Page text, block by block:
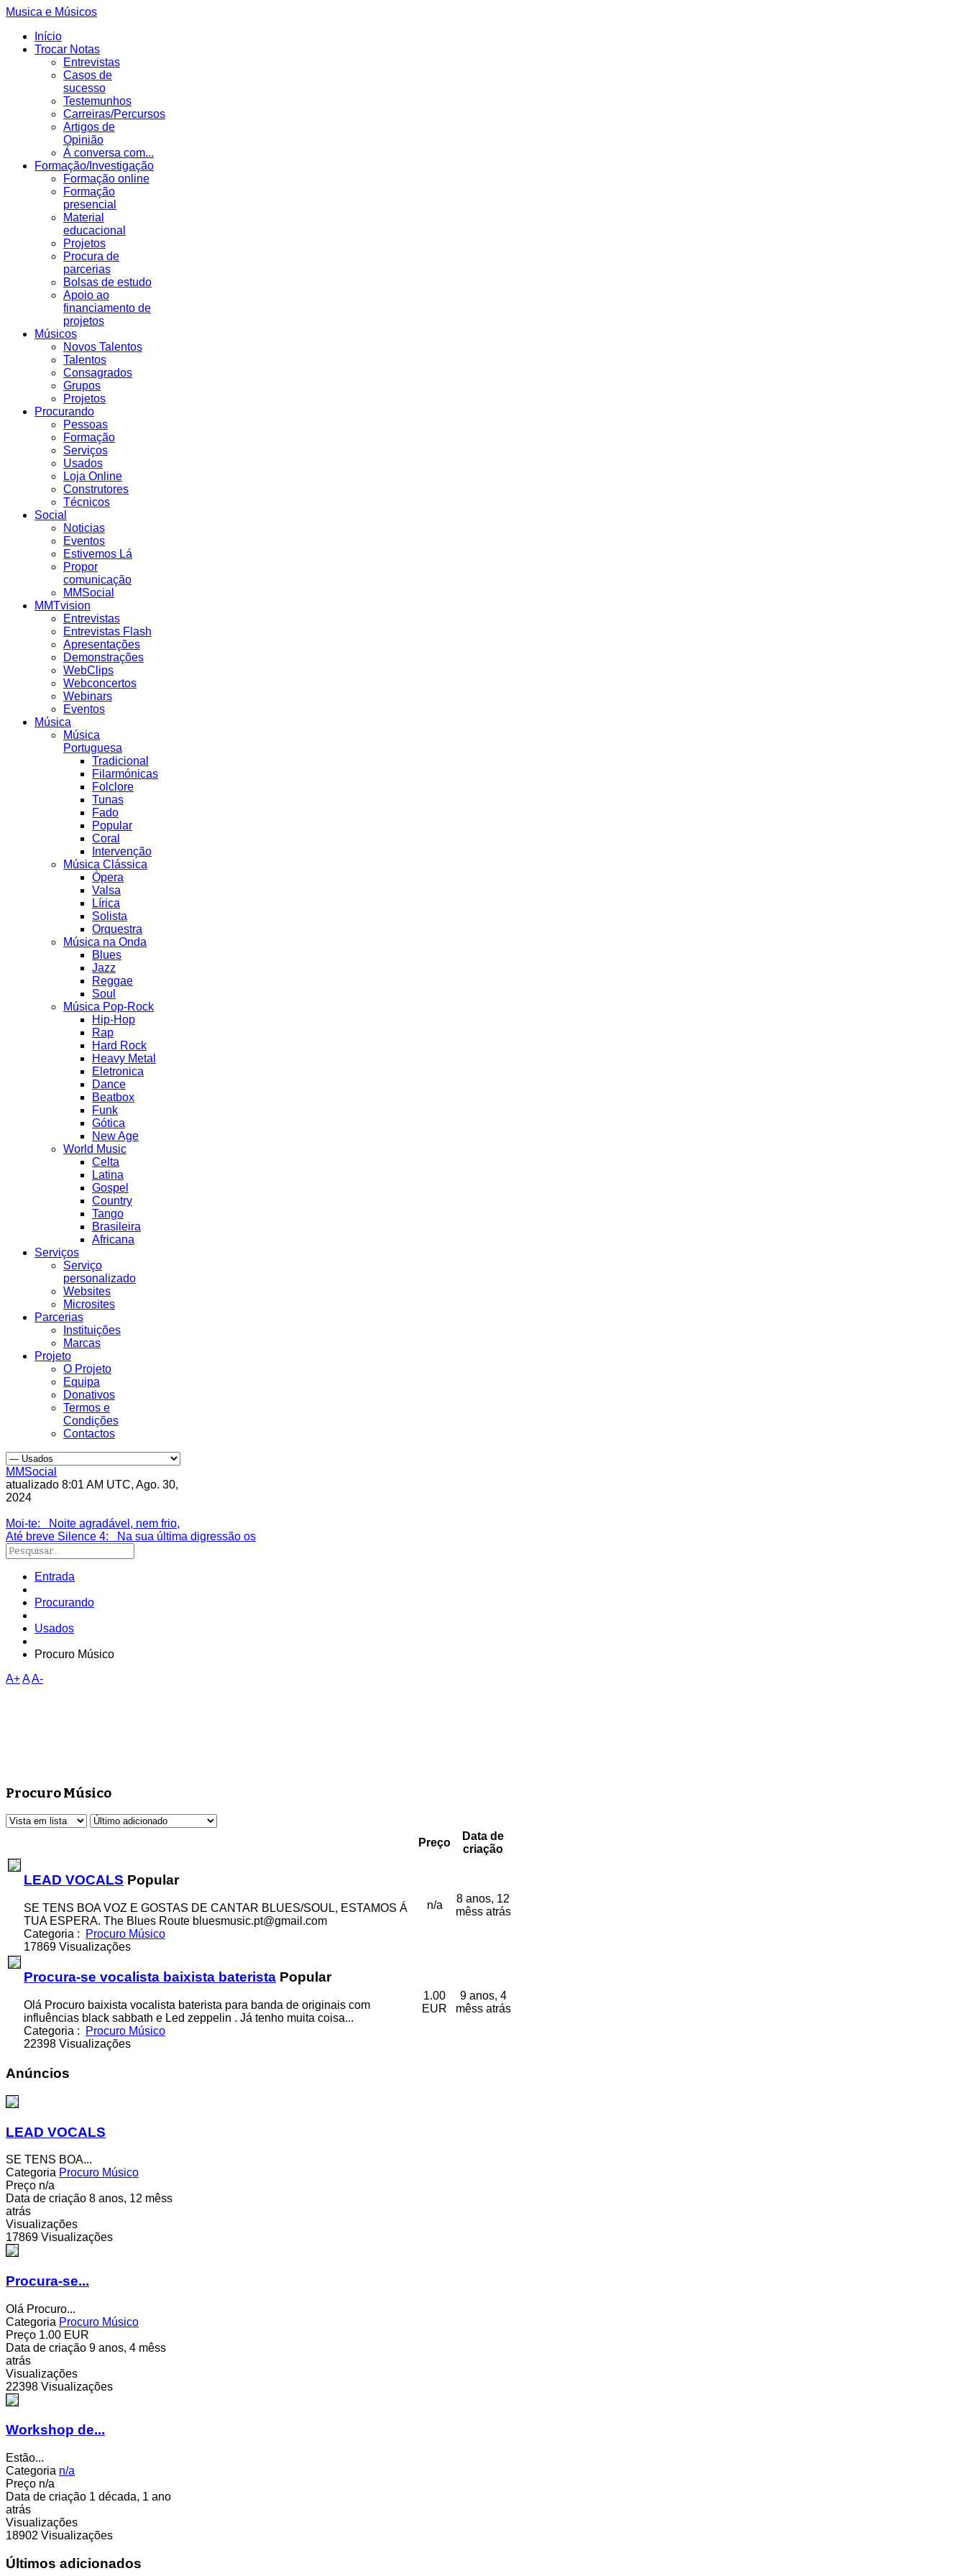
Musica e Músicos
Início
Trocar Notas
Entrevistas
Casos de
sucesso
Testemunhos
Carreiras/Percursos
Artigos de
Opinião
Á conversa com...
Formação/Investigação
Formação online
Formação
presencial
Material
educacional
Projetos
Procura de
parcerias
Bolsas de estudo
Apoio ao
financiamento de
projetos
Músicos
Novos Talentos
Talentos
Consagrados
Grupos
Projetos
Procurando
Pessoas
Formação
Serviços
Usados
Loja Online
Construtores
Técnicos
Social
Noticias
Eventos
Estivemos Lá
Propor
comunicação
MMSocial
MMTvision
Entrevistas
Entrevistas Flash
Apresentações
Demonstrações
WebClips
Webconcertos
Webinars
Eventos
Música
Música
Portuguesa
Tradicional
Filarmónicas
Folclore
Tunas
Fado
Popular
Coral
Intervenção
Música Clássica
Ópera
Valsa
Lírica
Solista
Orquestra
Música na Onda
Blues
Jazz
Reggae
Soul
Música Pop-Rock
Hip-Hop
Rap
Hard Rock
Heavy Metal
Eletronica
Dance
Beatbox
Funk
Gótica
New Age
World Music
Celta
Latina
Gospel
Country
Tango
Brasileira
Africana
Serviços
Serviço
personalizado
Websites
Microsites
Parcerias
Instituições
Marcas
Projeto
O Projeto
Equipa
Donativos
Termos e
Condições
Contactos
MMSocial
atualizado 8:01 AM UTC, Ago. 30,
2024
Moi-te: Noite agradável, nem frio,
Até breve Silence 4: Na sua última digressão os
Entrada
Procurando
Usados
Procuro Músico
A+AA-
Procuro Músico
Preço
Data de
criação
LEAD VOCALS Popular
SE TENS BOA VOZ E GOSTAS DE CANTAR BLUES/SOUL, ESTAMOS Á
TUA ESPERA. The Blues Route bluesmusic.pt@gmail.com
Categoria :
Procuro Músico
17869 Visualizações
n/a
8 anos, 12
mêss atrás
Procura-se vocalista baixista baterista Popular
Olá Procuro baixista vocalista baterista para banda de originais com
influências black sabbath e Led zeppelin . Já tenho muita coisa...
Categoria :
Procuro Músico
22398 Visualizações
1.00
EUR
9 anos, 4
mêss atrás
Anúncios
LEAD VOCALS
SE TENS BOA...
Categoria Procuro Músico
Preço n/a
Data de criação 8 anos, 12 mêss
atrás
Visualizações
17869 Visualizações
Procura-se...
Olá Procuro...
Categoria Procuro Músico
Preço 1.00 EUR
Data de criação 9 anos, 4 mêss
atrás
Visualizações
22398 Visualizações
Workshop de...
Estão...
Categoria n/a
Preço n/a
Data de criação 1 década, 1 ano
atrás
Visualizações
18902 Visualizações
Últimos adicionados